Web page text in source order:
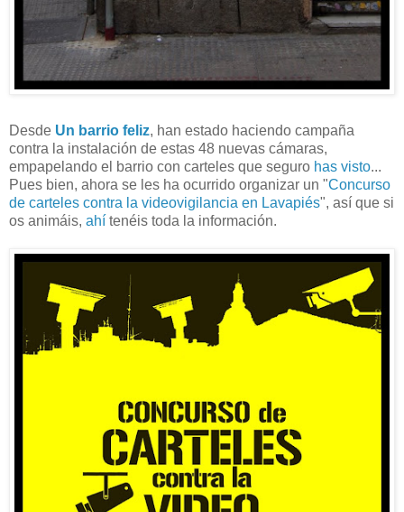
Desde Un barrio feliz, han estado haciendo campaña
contra la instalación de estas 48 nuevas cámaras,
empapelando el barrio con carteles que seguro has visto...
Pues bien, ahora se les ha ocurrido organizar un "Concurso
de carteles contra la videovigilancia en Lavapiés", así que si
os animáis, ahí tenéis toda la información.